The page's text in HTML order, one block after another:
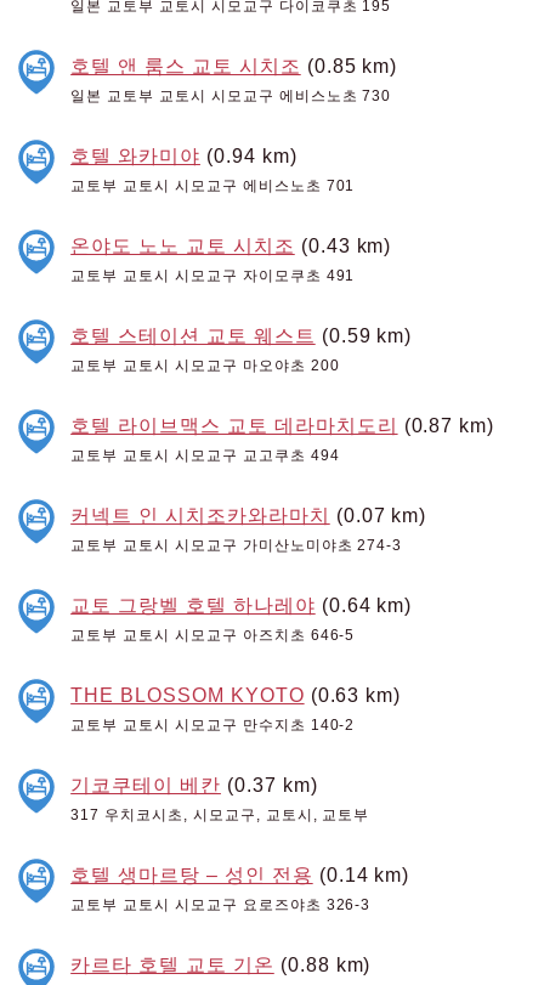
일본 교토부 교토시 시모교구 다이코쿠초 195
호텔 앤 룸스 교토 시치조 (0.85 km)
일본 교토부 교토시 시모교구 에비스노초 730
호텔 와카미야 (0.94 km)
교토부 교토시 시모교구 에비스노초 701
온야도 노노 교토 시치조 (0.43 km)
교토부 교토시 시모교구 자이모쿠초 491
호텔 스테이션 교토 웨스트 (0.59 km)
교토부 교토시 시모교구 마오야초 200
호텔 라이브맥스 교토 데라마치도리 (0.87 km)
교토부 교토시 시모교구 교고쿠초 494
커넥트 인 시치조카와라마치 (0.07 km)
교토부 교토시 시모교구 가미산노미야초 274-3
교토 그랑벨 호텔 하나레야 (0.64 km)
교토부 교토시 시모교구 아즈치초 646-5
THE BLOSSOM KYOTO (0.63 km)
교토부 교토시 시모교구 만수지초 140-2
기코쿠테이 베칸 (0.37 km)
317 우치코시초, 시모교구, 교토시, 교토부
호텔 생마르탕 – 성인 전용 (0.14 km)
교토부 교토시 시모교구 요로즈야초 326-3
카르타 호텔 교토 기온 (0.88 km)